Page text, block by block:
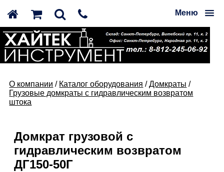
Меню
О компании / Каталог оборудования /Домкраты /
Грузовые домкраты с гидравлическим возвратом
штока
Домкрат грузовой с
гидравлическим возвратом
ДГ150-50Г